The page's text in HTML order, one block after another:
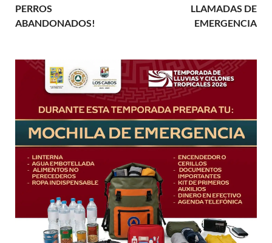
PERROS
ABANDONADOS!
LLAMADAS DE
EMERGENCIA